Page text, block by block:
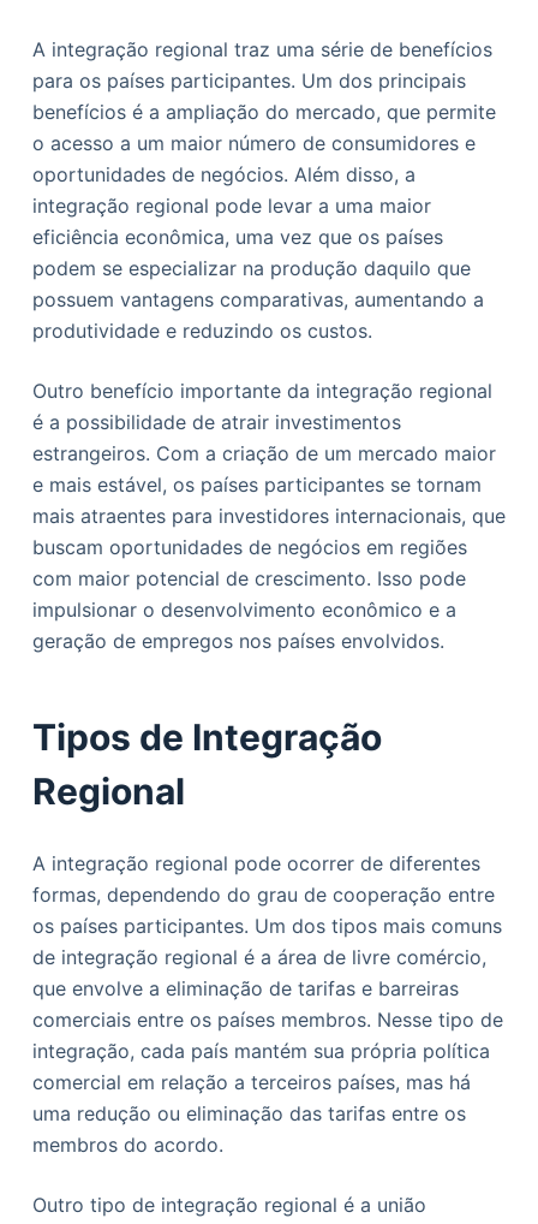
A integração regional traz uma série de benefícios
para os países participantes. Um dos principais
benefícios é a ampliação do mercado, que permite
o acesso a um maior número de consumidores e
oportunidades de negócios. Além disso, a
integração regional pode levar a uma maior
eficiência econômica, uma vez que os países
podem se especializar na produção daquilo que
possuem vantagens comparativas, aumentando a
produtividade e reduzindo os custos.
Outro benefício importante da integração regional
é a possibilidade de atrair investimentos
estrangeiros. Com a criação de um mercado maior
e mais estável, os países participantes se tornam
mais atraentes para investidores internacionais, que
buscam oportunidades de negócios em regiões
com maior potencial de crescimento. Isso pode
impulsionar o desenvolvimento econômico e a
geração de empregos nos países envolvidos.
Tipos de Integração
Regional
A integração regional pode ocorrer de diferentes
formas, dependendo do grau de cooperação entre
os países participantes. Um dos tipos mais comuns
de integração regional é a área de livre comércio,
que envolve a eliminação de tarifas e barreiras
comerciais entre os países membros. Nesse tipo de
integração, cada país mantém sua própria política
comercial em relação a terceiros países, mas há
uma redução ou eliminação das tarifas entre os
membros do acordo.
Outro tipo de integração regional é a união